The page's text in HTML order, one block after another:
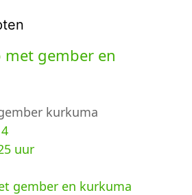
met gember en
4
uur
gember en kurkuma